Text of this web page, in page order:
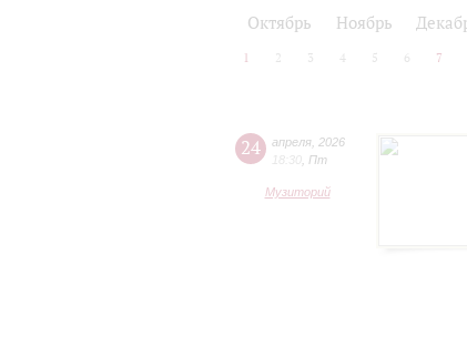
Октябрь Ноябрь
1 2 3 4 5 6 7
24 апреля 2026
18:30 Пт
Музиторий